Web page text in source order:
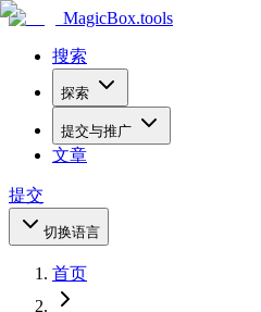
MagicBox.tools
搜索
探索
提交与推广
文章
提交
切换语言
首页